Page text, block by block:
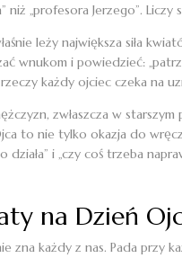
niż „profesora Jerzego”.
leży największa siła
wnukom i powiedzieć:
każdy ojciec czeka na
zwłaszcza w
to nie tylko okazja do
działa” i „czy coś trzeba
na Dzień
zna każdy z nas. Pada przy